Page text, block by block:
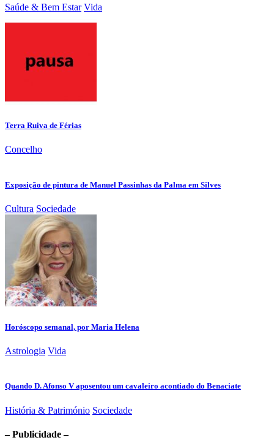
Saúde & Bem Estar Vida
Terra Ruiva de Férias
Concelho
Exposição de pintura de Manuel Passinhas da Palma em Silves
Cultura Sociedade
Horóscopo semanal, por Maria Helena
Astrologia Vida
Quando D. Afonso V aposentou um cavaleiro acontiado do Benaciate
História & Património Sociedade
– Publicidade –